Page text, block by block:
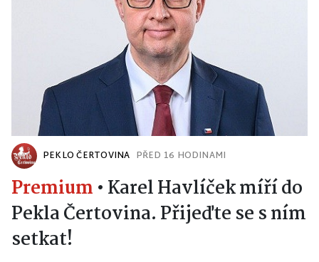
PEKLO ČERTOVINA PŘED 16 HODINAMI
Premium • Karel Havlíček míří do
Pekla Čertovina. Přijeďte se s ním
setkat!